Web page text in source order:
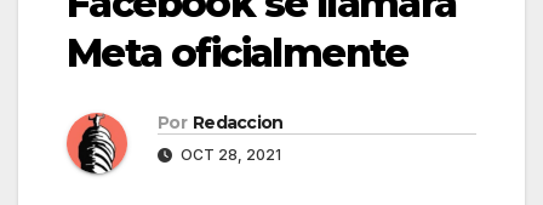
Meta oficialmente
Por Redaccion
OCT 28, 2021